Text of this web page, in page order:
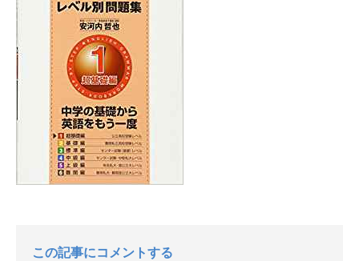
この記事にコメントする